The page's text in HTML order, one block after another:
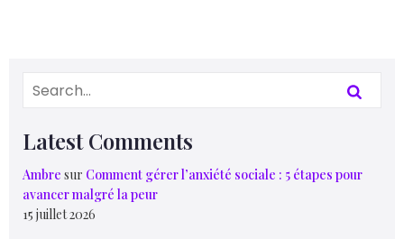
Latest Comments
Ambre sur Comment gérer l’anxiété sociale : 5 étapes pour
avancer malgré la peur
15 juillet 2026